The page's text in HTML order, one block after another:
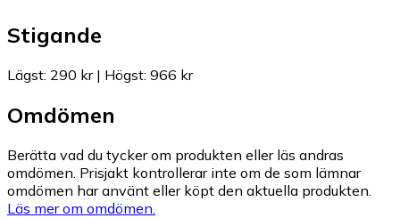
Stigande
Lägst: 290 kr| Högst: 966 kr
Omdömen
Berätta vad du tycker om produkten eller läs andras
omdömen. Prisjakt kontrollerar inte om de som lämnar
omdömen har använt eller köpt den aktuella produkten.
Läs mer om omdömen.